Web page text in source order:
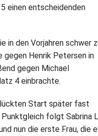
einen entscheidenden
in den Vorjahren schwer
gegen Henrik Petersen in
gegen Michael
4 einbrachte.
Start später fast
folgt Sabrina
nun die erste Frau, die